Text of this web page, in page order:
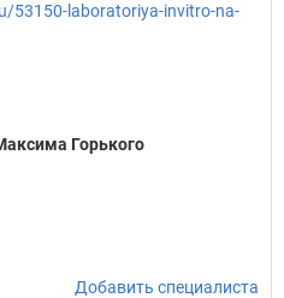
53150-laboratoriya-invitro-na-
Горького
Добавить специалиста